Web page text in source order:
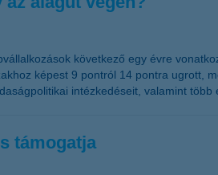
következő egy évre
képest 9 pontról 14 pontra ugrott,
intézkedéseit, valamint több
támogatja